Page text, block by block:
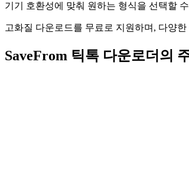
기기 호환성에 맞춰 원하는 형식을 선택할
고화질 다운로드를 무료로 지원하며, 다양
SaveFrom 틱톡 다운로더의